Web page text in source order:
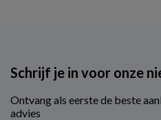
Schrijf je in voor onze
Ontvang als eerste de beste
advies